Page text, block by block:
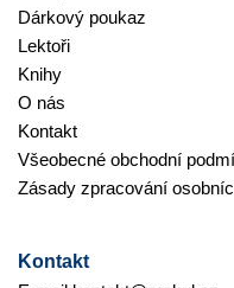
Dárkový poukaz
Lektoři
Knihy
O nás
Kontakt
Všeobecné obchodní
Zásady zpracování
Kontakt